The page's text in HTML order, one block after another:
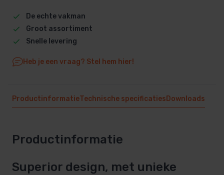
De echte vakman
Groot assortiment
Snelle levering
Heb je een vraag? Stel hem hier!
ProductinformatieTechnische specificaties Downloads
Productinformatie
Superior design, met unieke